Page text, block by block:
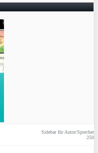
Sidebar für Autor/Sprecher
250